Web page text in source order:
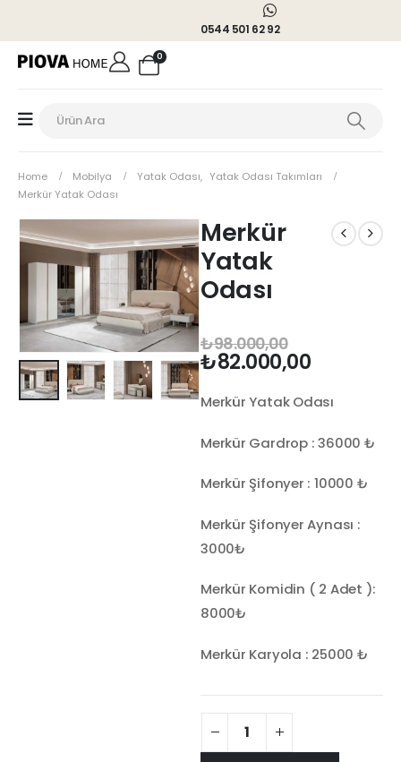
0544 501 62 92
0
Home Mobilya Yatak Odası, Yatak Odası Takımları
Merkür Yatak Odası
Merkür
Yatak
Odası
₺98.000,00
₺82.000,00
Merkür Yatak Odası
Merkür Gardrop : 36000 ₺
Merkür Şifonyer : 10000 ₺
Merkür Şifonyer Aynası :
3000₺
Merkür Komidin ( 2 Adet ):
8000₺
Merkür Karyola : 25000 ₺